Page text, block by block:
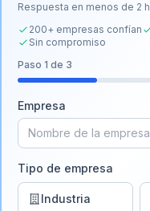
Respuesta en menos de 2
200+ empresas confían
Sin compromiso
Paso 1 de 3
Empresa
Tipo de empresa
Industria